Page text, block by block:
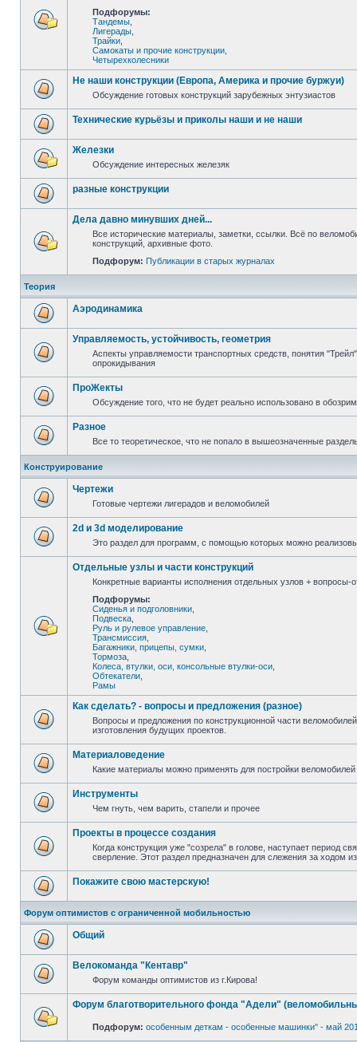
Подфорумы:
Тандемы
Лигерады
Трайки
Самокаты и прочие конструкции
Четырехколесники
Не наши конструкции (Европа, Америка и прочие буржуи)
Обсуждение готовых конструкций зарубежных энтузиастов
Технические курьёзы и приколы наши и не наши
Железки
Обсуждение интересных железяк
разные конструкции
Дела давно минувших дней...
Все исторические материалы, заметки, ссылки. Всё по
конструкций, архивные фото.
Подфорум: Публикации в старых журналах
Теория
Аэродинамика
Управляемость, устойчивость, геометрия
Аспекты управляемости транспортных средств, понятия
опрокидывания
ПроЖекты
Обсуждение того, что не будет реально использовано в
Разное
Все то теоретическое, что не попало в вышеозначенные
Конструирование
Чертежи
Готовые чертежи лигерадов и веломобилей
2d и 3d моделирование
Это раздел для программ, с помощью которых можно
Отдельные узлы и части конструкций
Конкретные варианты исполнения отдельных узлов + вопросы-
Подфорумы:
Сиденья и подголовники
Подвеска
Руль и рулевое управление
Трансмиссия
Багажники, прицепы, сумки
Тормоза
Колеса, втулки, оси, консольные втулки-оси
Обтекатели
Рамы
Как сделать? - вопросы и предложения (разное)
Вопросы и предложения по конструкционной части
изготовления будущих проектов.
Материаловедение
Какие материалы можно применять для постройки
Инструменты
Чем гнуть, чем варить, стапели и прочее
Проекты в процессе создания
Когда конструкция уже "созрела" в голове, наступает период
сверление. Этот раздел предназначен для слежения за ходом
Покажите свою мастерскую!
Форум оптимистов с ограниченной мобильностью
Общий
Велокоманда "Кентавр"
Форум команды оптимистов из г.Кирова!
Форум благотворительного фонда "Адели"
Подфорум: особенным деткам - особенные машинки" - май